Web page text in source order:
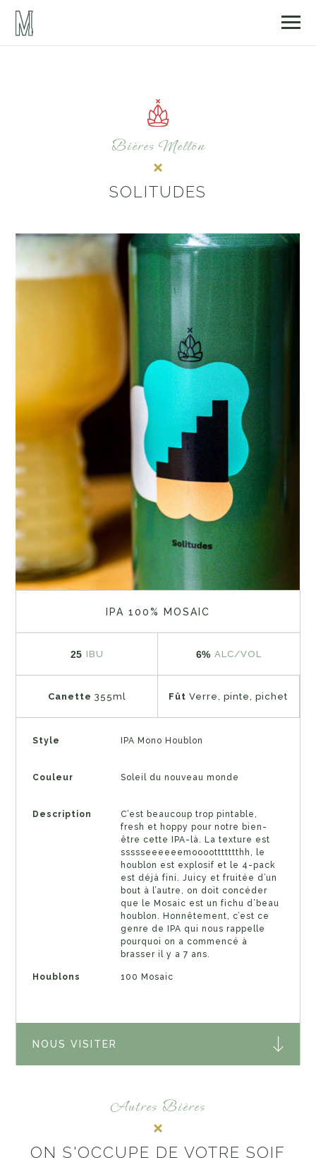
Bières Mellön
SOLITUDES
IPA 100% MOSAIC
25 IBU 6% ALC/VOL
Canette 355ml FûtVerre, pinte, pichet
Style IPA Mono Houblon
Couleur Soleil du nouveau monde
Description
C’est beaucoup trop pintable,
fresh et hoppy pour notre bien-
être cette IPA-là. La texture est
ssssseeeeeemoooottttttthh, le
houblon est explosif et le 4-pack
est déjà fini. Juicy et fruitée d’un
bout à l’autre, on doit concéder
que le Mosaic est un fichu d’beau
houblon. Honnêtement, c’est ce
genre de IPA qui nous rappelle
pourquoi on a commencé à
brasser il y a 7 ans.
Houblons 100 Mosaic
NOUS VISITER
Autres Bières
ON S'OCCUPE DE VOTRE SOIF